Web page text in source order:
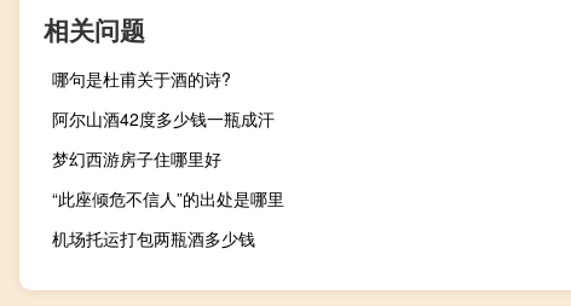
相关问题
哪句是杜甫关于酒的诗?
阿尔山酒42度多少钱一瓶成汗
梦幻西游房子住哪里好
“此座倾危不信人”的出处是哪里
机场托运打包两瓶酒多少钱